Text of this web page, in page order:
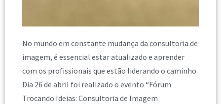
No mundo em constante mudança da consultoria de
imagem, é essencial estar atualizado e aprender
com os profissionais que estão liderando o caminho.
Dia 26 de abril foi realizado o evento “Fórum
Trocando Ideias: Consultoria de Imagem